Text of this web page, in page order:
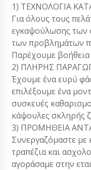
1) ΤΕΧΝΟΛΟΓΙΑ
Για όλους τους
εγκαψούλωσης των
των προβλημάτων
Παρέχουμε
2) ΠΛΗΡΗΣ
Έχουμε ένα ευρύ
επιλέξουμε ένα
συσκευές
κάψουλες σκληρής
3) ΠΡΟΜΗΘΕΙΑ
Συνεργαζόμαστε
τραπέζια και
αγοράσαμε στην